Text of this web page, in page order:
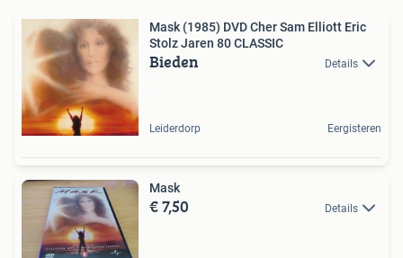
Mask (1985) DVD Cher Sam Elliott Eric
Stolz Jaren 80 CLASSIC
Bieden Details
Leiderdorp Eergisteren
Mask
€ 7,50 Details